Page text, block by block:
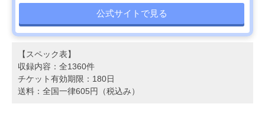
公式サイトで見る
【スペック表】
収録内容：全1360件
チケット有効期限：180日
送料：全国一律605円（税込み）